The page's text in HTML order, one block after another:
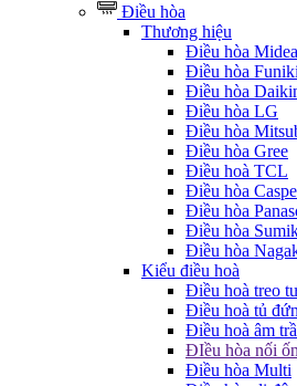
Điều hòa
Thương hiệu
Điều hòa Midea
Điều hòa Funiki
Điều hòa
Điều hòa LG
Điều hòa
Điều hòa Gree
Điều hoà TCL
Điều hòa
Điều hòa
Điều hòa
Điều hòa
Kiểu điều hoà
Điều hoà treo
Điều hoà tủ
Điều hoà âm
ĐIều hòa nối
Điều hòa Multi